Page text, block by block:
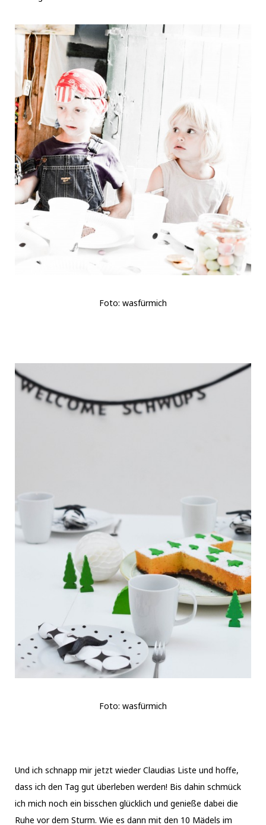
Foto: wasfürmich
Foto: wasfürmich
Und ich schnapp mir jetzt wieder Claudias Liste und hoffe,
dass ich den Tag gut überleben werden! Bis dahin schmück
ich mich noch ein bisschen glücklich und genieße dabei die
Ruhe vor dem Sturm. Wie es dann mit den 10 Mädels im